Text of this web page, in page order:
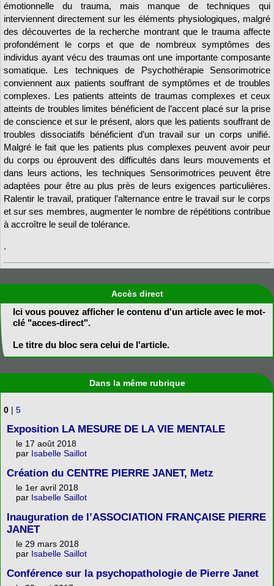
émotionnelle du trauma, mais manque de techniques qui
interviennent directement sur les éléments physiologiques, malgré
des découvertes de la recherche montrant que le trauma affecte
profondément le corps et que de nombreux symptômes des
individus ayant vécu des traumas ont une importante composante
somatique. Les techniques de Psychothérapie Sensorimotrice
conviennent aux patients souffrant de symptômes et de troubles
complexes. Les patients atteints de traumas complexes et ceux
atteints de troubles limites bénéficient de l’accent placé sur la prise
de conscience et sur le présent, alors que les patients souffrant de
troubles dissociatifs bénéficient d’un travail sur un corps unifié.
Malgré le fait que les patients plus complexes peuvent avoir peur
du corps ou éprouvent des difficultés dans leurs mouvements et
dans leurs actions, les techniques Sensorimotrices peuvent être
adaptées pour être au plus près de leurs exigences particulières.
Ralentir le travail, pratiquer l’alternance entre le travail sur le corps
et sur ses membres, augmenter le nombre de répétitions contribue
à accroître le seuil de tolérance.
.
Accès direct
Ici vous pouvez afficher le contenu d'un article avec le mot-
clé "acces-direct".
Le titre du bloc sera celui de l'article.
Dans la même rubrique
0 | 5
Exposition LA MESURE DE LA VIE MENTALE
le 17 août 2018
par Isabelle Saillot
Création du CENTRE PIERRE JANET, Metz
le 1er avril 2018
par Isabelle Saillot
Inauguration de l’ASSOCIATION FRANÇAISE PIERRE
JANET
le 29 mars 2018
par Isabelle Saillot
Conférence sur la psychopathologie de Pierre Janet